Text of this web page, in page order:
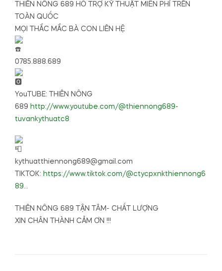
THIÊN NÔNG 689 HỖ TRỢ KỸ THUẬT MIỄN PHÍ TRÊN
TOÀN QUỐC
MỌI THẮC MẮC BÀ CON LIÊN HỆ
0785.888.689
YouTUBE: THIÊN NÔNG
689 http://www.youtube.com/@thiennong689-
tuvankythuatc8
kythuatthiennong689@gmail.com
TIKTOK: https://www.tiktok.com/@ctycpxnkthiennong6
89…
THIÊN NÔNG 689 TẬN TÂM- CHẤT LƯỢNG
XIN CHÂN THÀNH CẢM ƠN !!!